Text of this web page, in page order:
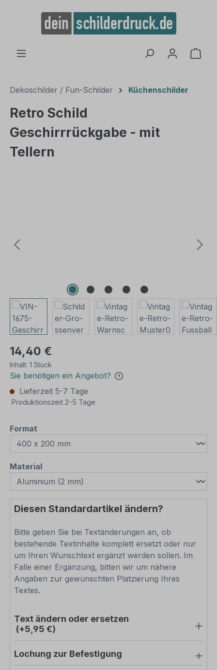
springen
Dekoschilder / Fun-Schilder Küchenschilder
Retro Schild
Geschirrrückgabe - mit
Tellern
14,40 €
Inhalt: 1 Stück
Sie benötigen ein Angebot?
Lieferzeit 5-7 Tage
Produktionszeit 2-5 Tage
Format
Materialauswählen
Diesen Standardartikel ändern?
Bitte geben Sie bei Textänderungen an, ob
bestehende Textinhalte komplett ersetzt oder nur
um Ihren Wunschtext ergänzt werden sollen. Im
Falle einer Ergänzung, bitten wir um nähere
Angaben zur gewünschten Platzierung Ihres
Textes.
Text ändern oder ersetzen
(+5,95 €)
Lochung zur Befestigung